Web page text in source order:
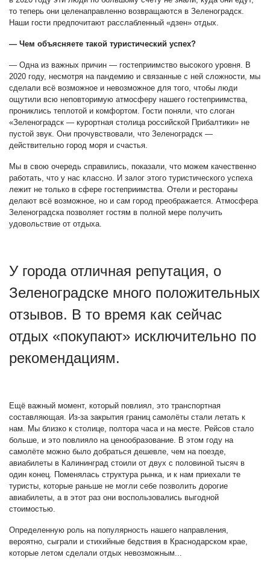
то теперь они целенаправленно возвращаются в Зеленоградск.
Наши гости предпочитают расслабленный «дзен» отдых.
— Чем объясняете такой туристический успех?
— Одна из важных причин — гостеприимство высокого уровня. В
2020 году, несмотря на пандемию и связанные с ней сложности, мы
сделали всё возможное и невозможное для того, чтобы люди
ощутили всю неповторимую атмосферу нашего гостеприимства,
прониклись теплотой и комфортом. Гости поняли, что слоган
«Зеленоградск — курортная столица российской Прибалтики» не
пустой звук. Они прочувствовали, что Зеленоградск —
действительно город моря и счастья.
Мы в свою очередь справились, показали, что можем качественно
работать, что у нас классно. И залог этого туристического успеха
лежит не только в сфере гостеприимства. Отели и рестораны
делают всё возможное, но и сам город преображается. Атмосфера
Зеленоградска позволяет гостям в полной мере получить
удовольствие от отдыха.
У города отличная репутация, о
Зеленоградске много положительных
отзывов. В то время как сейчас
отдых «покупают» исключительно по
рекомендациям.
Ещё важный момент, который повлиял, это транспортная
составляющая. Из-за закрытия границ самолёты стали летать к
нам. Мы близко к столице, полтора часа и на месте. Рейсов стало
больше, и это повлияло на ценообразование. В этом году на
самолёте можно было добраться дешевле, чем на поезде,
авиабилеты в Калининград стоили от двух с половиной тысяч в
один конец. Поменялась структура рынка, и к нам приехали те
туристы, которые раньше не могли себе позволить дорогие
авиабилеты, а в этот раз они воспользовались выгодной
стоимостью.
Определенную роль на популярность нашего направления,
вероятно, сыграли и стихийные бедствия в Краснодарском крае,
которые летом сделали отдых невозможным...